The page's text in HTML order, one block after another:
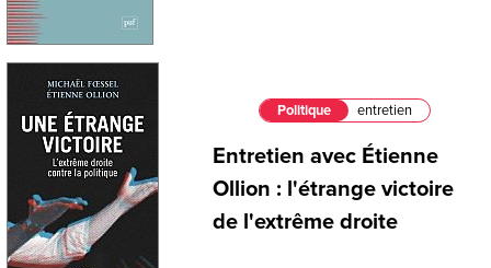
Politique entretien
Entretien avec Étienne
Ollion : l'étrange victoire
de l'extrême droite